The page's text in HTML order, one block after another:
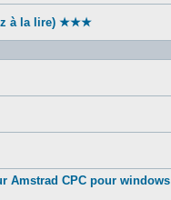
à la lire) ★★★
Amstrad CPC pour windows